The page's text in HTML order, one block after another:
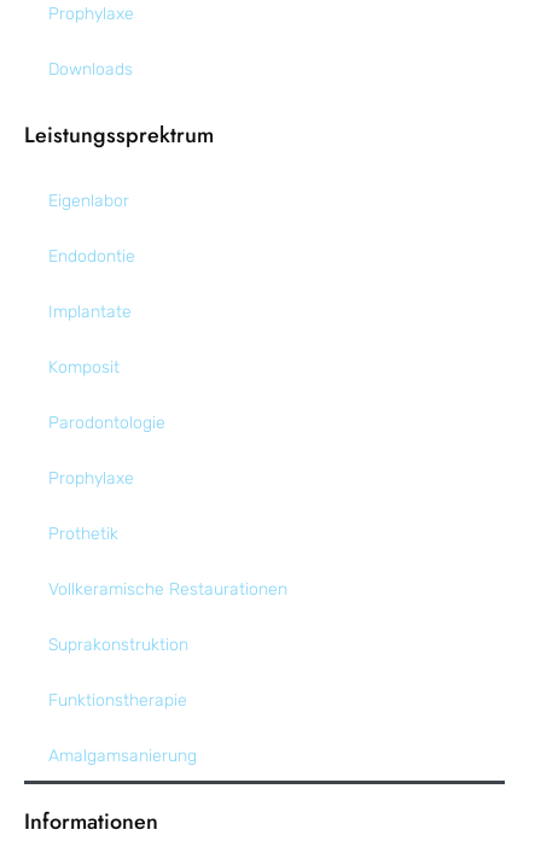
Prophylaxe
Downloads
Leistungssprektrum
Eigenlabor
Endodontie
Implantate
Komposit
Parodontologie
Prophylaxe
Prothetik
Vollkeramische Restaurationen
Suprakonstruktion
Funktionstherapie
Amalgamsanierung
Informationen